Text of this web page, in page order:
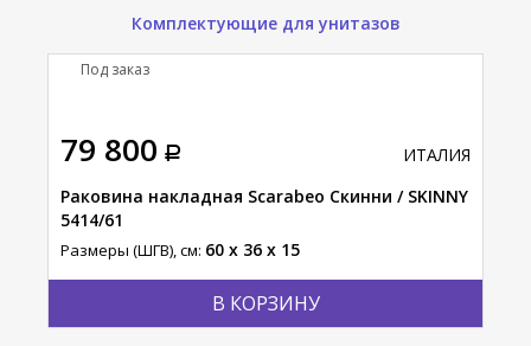
Комплектующие для унитазов
79 800
В КОРЗИНУ
ИТАЛИЯ
Раковина накладная Scarabeo Скинни / SKINNY
5414/61
Размеры (ШГВ), см: 60 x 36 x 15
Под заказ